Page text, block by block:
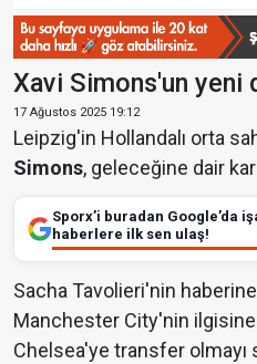
Xavi Simons'un yeni
17 Ağustos 2025 19:12
Leipzig'in Hollandalı orta
Simons, geleceğine dair
Sporx’i buradan Google’da
haberlere ilk sen ulaş!
Sacha Tavolieri'nin
Manchester City'nin
Chelsea'ye transfer olmayı